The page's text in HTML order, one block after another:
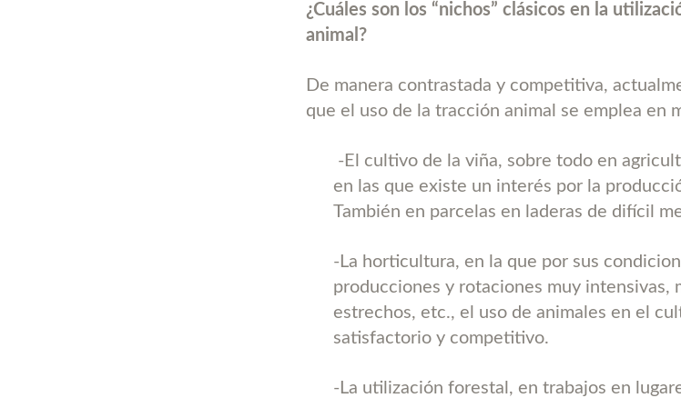
¿Cuáles son los “nichos” clásicos en la
animal?
De manera contrastada y competitiva,
que el uso de la tracción animal se emplea en
-El cultivo de la viña, sobre todo en
en las que existe un interés por la
También en parcelas en laderas de difícil
-La horticultura, en la que por sus
producciones y rotaciones muy intensivas,
estrechos, etc., el uso de animales en el
satisfactorio y competitivo.
-La utilización forestal, en trabajos en